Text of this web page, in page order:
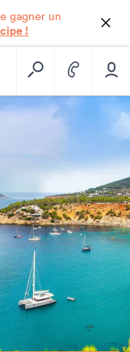
gagner un
!